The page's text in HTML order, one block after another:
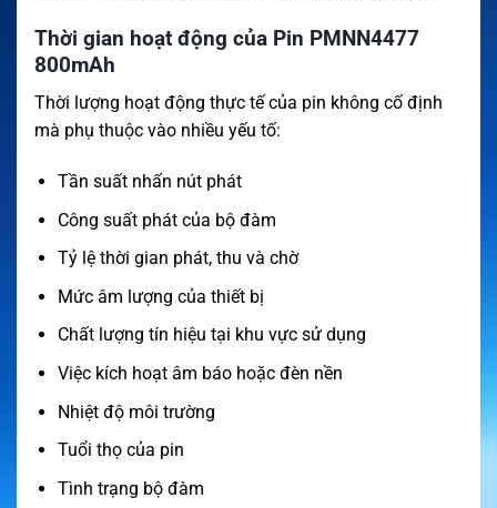
Thời gian hoạt động của Pin PMNN4477
800mAh
Thời lượng hoạt động thực tế của pin không cố định
mà phụ thuộc vào nhiều yếu tố:
Tần suất nhấn nút phát
Công suất phát của bộ đàm
Tỷ lệ thời gian phát, thu và chờ
Mức âm lượng của thiết bị
Chất lượng tín hiệu tại khu vực sử dụng
Việc kích hoạt âm báo hoặc đèn nền
Nhiệt độ môi trường
Tuổi thọ của pin
Tình trạng bộ đàm